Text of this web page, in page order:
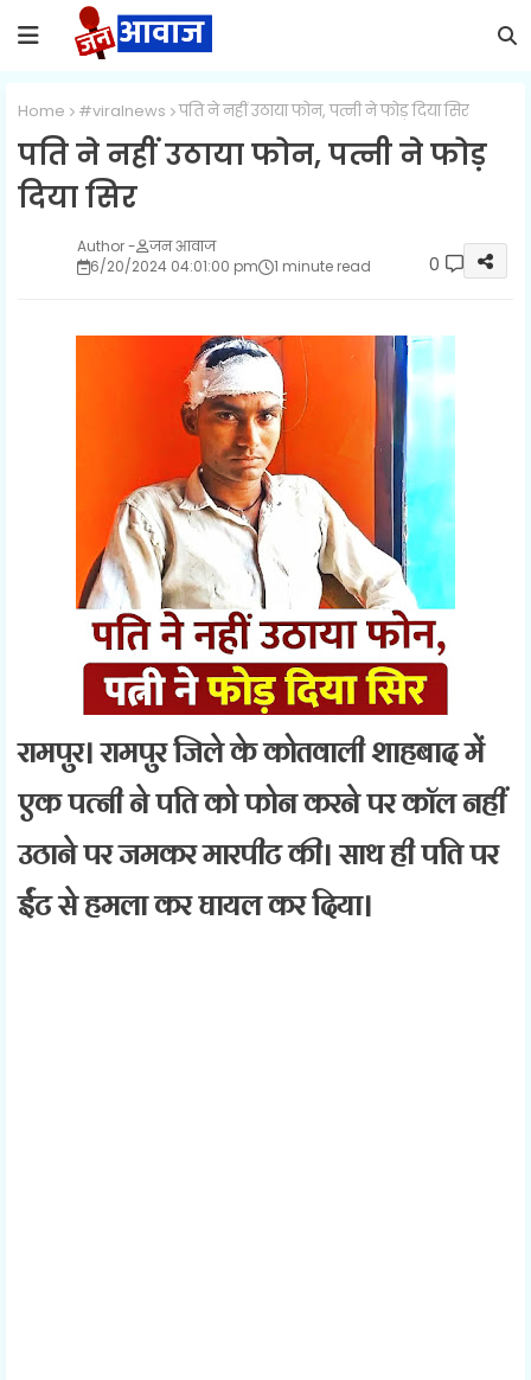
Home #viralnews पति ने नहीं उठाया फोन, पत्नी ने फोड़ दिया सिर
पति ने नहीं उठाया फोन, पत्नी ने फोड़
दिया सिर
जन आवाज
6/20/2024 04:01:00 pm
1 minute read 0
रामपुर। रामपुर जिले के कोतवाली शाहबाद में
एक पत्नी ने पति को फोन करने पर कॉल नहीं
उठाने पर जमकर मारपीट की। साथ ही पति पर
ईंट से हमला कर घायल कर दिया।